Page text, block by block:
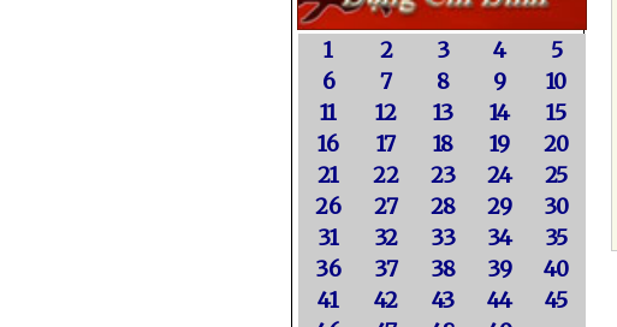
1 2 3 4
5
6
7 8 9
10
11
12 13 14
15
16
17 18 19
20
21
22 23 24
25
26
27 28 29
30
31
32 33 34
35
36
37 38 39
40
41
42 43 44
45